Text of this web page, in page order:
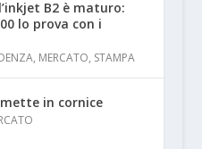
B2 è maturo:
lo prova con i
, MERCATO, STAMPA
in cornice